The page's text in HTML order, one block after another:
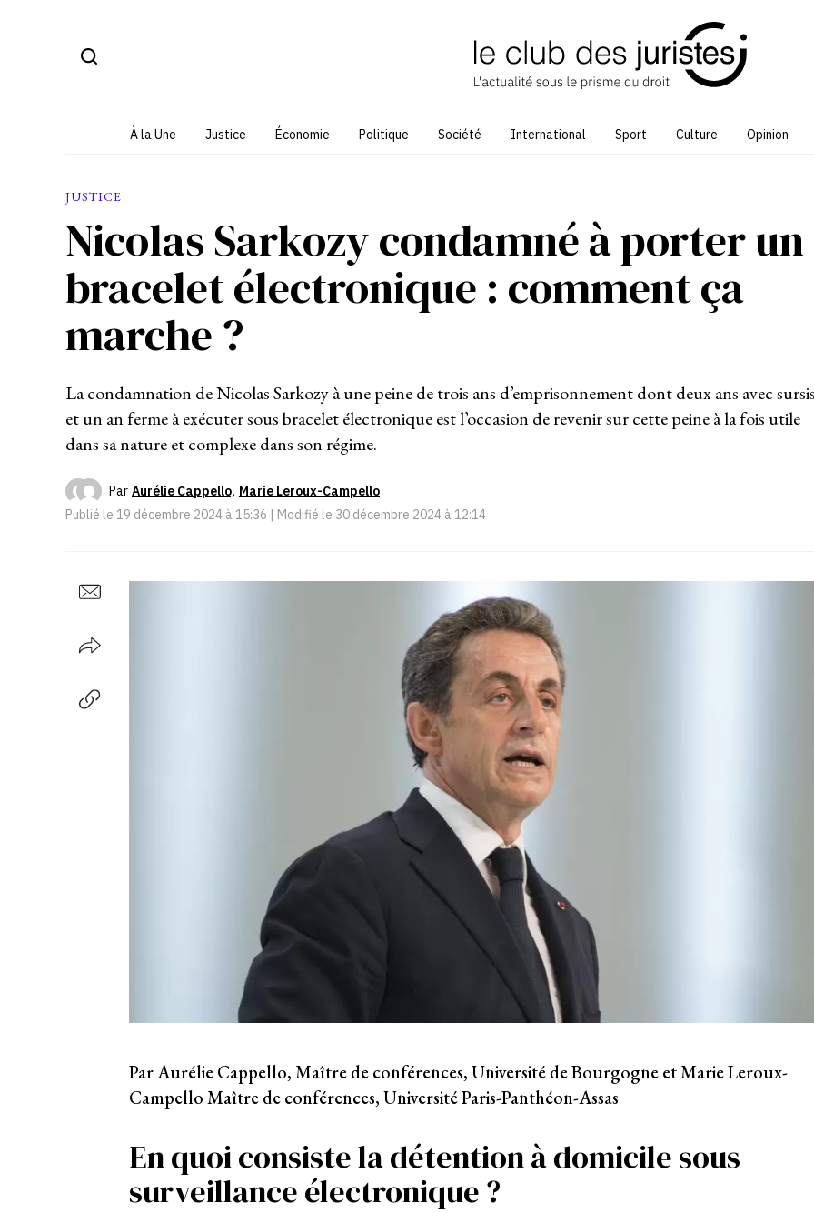
À la Une Justice Économie Politique Société International Sport Culture Opinion
JUSTICE
Nicolas Sarkozy condamné à porter un
bracelet électronique : comment ça
marche ?
La condamnation de Nicolas Sarkozy à une peine de trois ans d’emprisonnement dont deux ans avec sursis
et un an ferme à exécuter sous bracelet électronique est l’occasion de revenir sur cette peine à la fois utile
dans sa nature et complexe dans son régime.
Par Aurélie Cappello, Marie Leroux-Campello
Publié le 19 décembre 2024 à 15:36 | Modifié le 30 décembre 2024 à 12:14
Par Aurélie Cappello, Maître de conférences, Université de Bourgogne et Marie Leroux-
Campello Maître de conférences, Université Paris-Panthéon-Assas
En quoi consiste la détention à domicile sous
surveillance électronique ?